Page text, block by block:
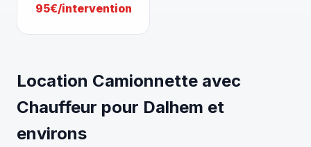
95€/intervention
Location Camionnette avec
Chauffeur pour Dalhem et
environs